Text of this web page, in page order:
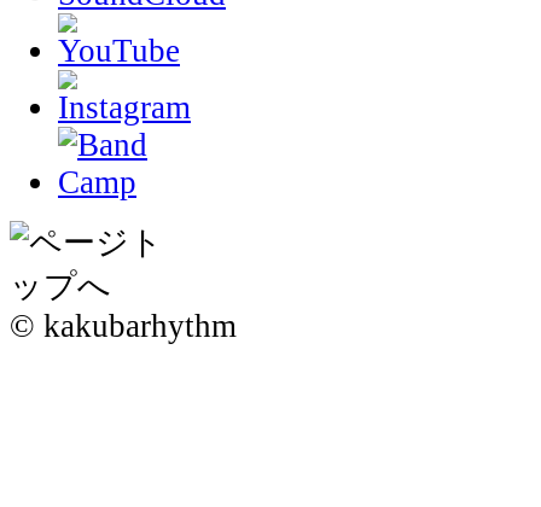
© kakubarhythm